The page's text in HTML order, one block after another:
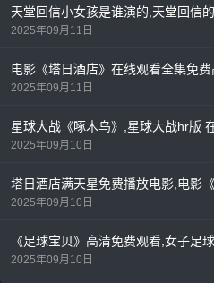
天堂回信小女孩是谁演的,天堂回信
2025年09月11日
2025年09月11日
星球大战《啄木鸟》,星球大战hr版
2025年09月10日
塔日酒店满天星免费播放电影,电影
2025年09月10日
《足球宝贝》高清免费观看,女子足
2025年09月10日